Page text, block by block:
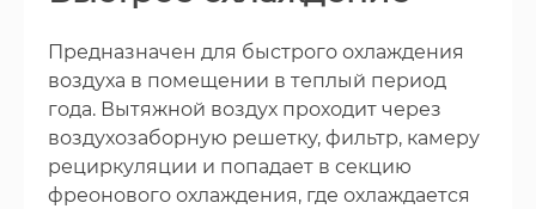
Предназначен для быстрого охлаждения
воздуха в помещении в теплый период
года. Вытяжной воздух проходит через
воздухозаборную решетку, фильтр, камеру
рециркуляции и попадает в секцию
фреонового охлаждения, где охлаждается